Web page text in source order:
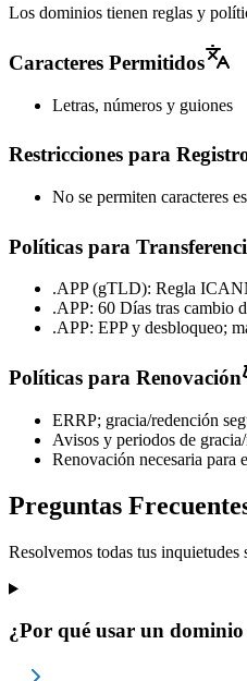
Los dominios tienen reglas y
Caracteres Permitidos
Letras, números y guiones
Restricciones para
No se permiten caracteres
Políticas para
.APP (gTLD): Regla
.APP: 60 Días tras cambio
.APP: EPP y desbloqueo;
Políticas para Renovación
ERRP; gracia/redención
Avisos y periodos de
Renovación necesaria para
Preguntas
Resolvemos todas tus
¿Por qué usar un